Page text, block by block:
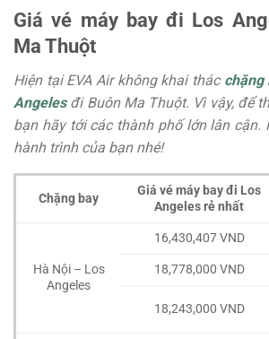
Giá vé máy bay đi Los
Ma Thuột
Hiện tại EVA Air không khai thác chặng
Angelesđi Buôn Ma Thuột. Vì vậy, để
bạn hãy tới các thành phố lớn lân cận.
hành trình của bạn nhé!
Chặng bay
Giá vé máy bay đi Los
Angeles rẻ nhất
Hà Nội – Los
Angeles
16,430,407 VND
18,778,000 VND
18,243,000 VND